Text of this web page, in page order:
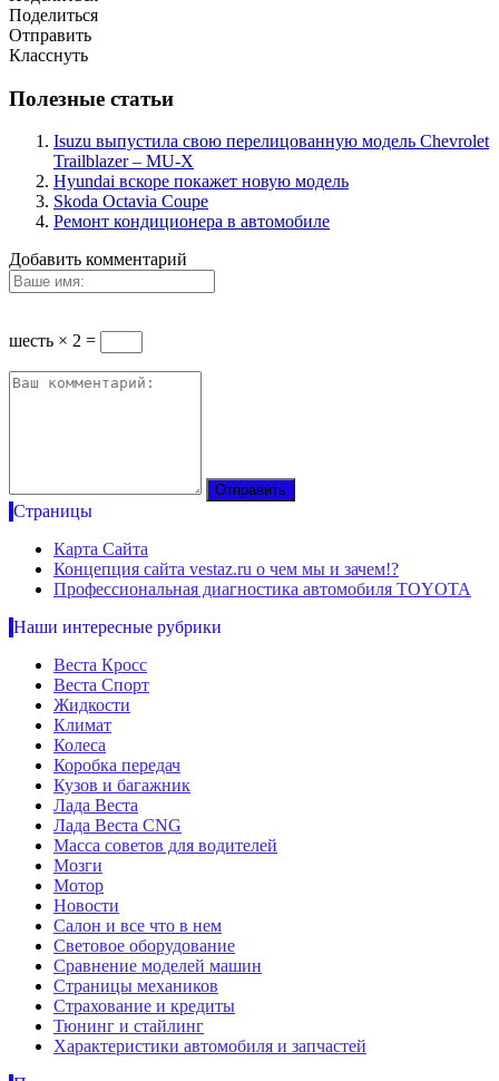
Поделиться
Отправить
Класснуть
Полезные статьи
Isuzu выпустила свою перелицованную модель Chevrolet
Trailblazer – MU-X
Hyundai вскоре покажет новую модель
Skoda Octavia Coupe
Ремонт кондиционера в автомобиле
Добавить комментарий
шесть × 2 =
Страницы
Карта Сайта
Концепция сайта vestaz.ru о чем мы и зачем!?
Профессиональная диагностика автомобиля TOYOTA
Наши интересные рубрики
Веста Кросс
Веста Спорт
Жидкости
Климат
Колеса
Коробка передач
Кузов и багажник
Лада Веста
Лада Веста CNG
Масса советов для водителей
Мозги
Мотор
Новости
Салон и все что в нем
Световое оборудование
Сравнение моделей машин
Страницы механиков
Страхование и кредиты
Тюнинг и стайлинг
Характеристики автомобиля и запчастей